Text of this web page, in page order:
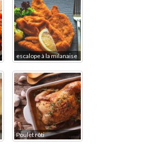
escalope à la milanaise
Poulet rôti